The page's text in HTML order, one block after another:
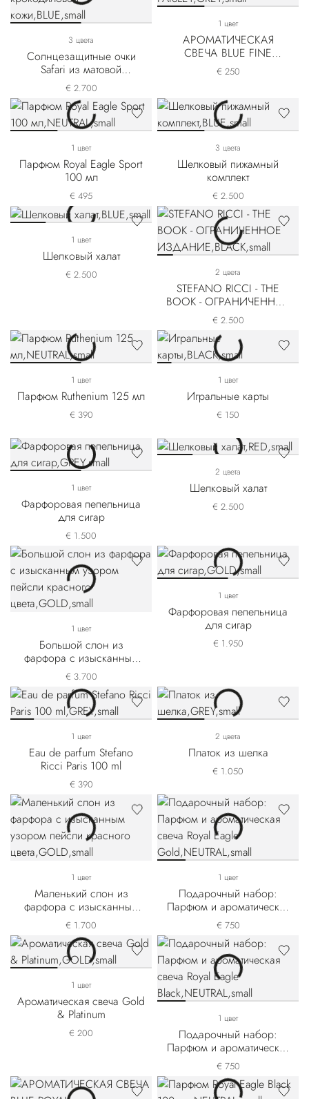
3 цвета
Солнцезащитные очки
Safari из матовой
крокодиловой кожи
€ 2.700
1 цвет
АРОМАТИЧЕСКАЯ
СВЕЧА BLUE FINE
PAISLEY
€ 250
1 цвет
Парфюм Royal Eagle Sport
100 мл
€ 495
3 цвета
Шелковый пижамный
комплект
€ 2.500
1 цвет
Шелковый халат
€ 2.500 2 цвета
STEFANO RICCI - THE
BOOK - ОГРАНИЧЕННОЕ
ИЗДАНИЕ
€ 2.500
1 цвет
Парфюм Ruthenium 125 мл
€ 390
1 цвет
Игральные карты
€ 150
1 цвет
Фарфоровая пепельница
для сигар
€ 1.500
2 цвета
Шелковый халат
€ 2.500
1 цвет
Большой слон из
фарфора с изысканным
узором пейсли красного
цвета
€ 3.700
1 цвет
Фарфоровая пепельница
для сигар
€ 1.950
1 цвет
Eau de parfum Stefano
Ricci Paris 100 ml
€ 390
2 цвета
Платок из шелка
€ 1.050
1 цвет
Маленький слон из
фарфора с изысканным
узором пейсли красного
цвета
€ 1.700
1 цвет
Подарочный набор:
Парфюм и ароматическая
свеча Royal Eagle Gold
€ 750
1 цвет
Ароматическая свеча Gold
& Platinum
€ 200
1 цвет
Подарочный набор:
Парфюм и ароматическая
свеча Royal Eagle Black
€ 750